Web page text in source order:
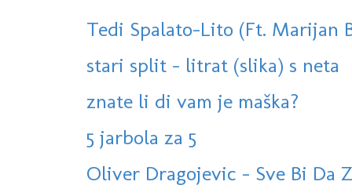
Tedi Spalato-Lito (Ft. Marijan
stari split - litrat (slika) s neta
znate li di vam je maška?
5 jarbola za 5
Oliver Dragojevic - Sve Bi Da